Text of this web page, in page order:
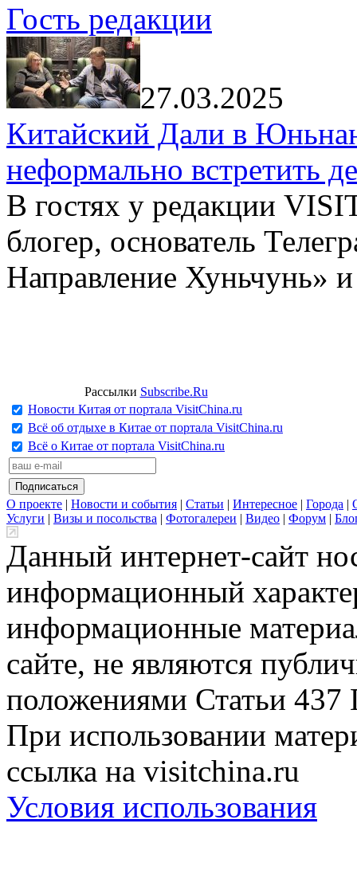
Гость редакции
27.03.2025
Китайский Дали в
неформально встретить
В гостях у редакции
блогер, основатель
Направление Хуньчунь»
Рассылки Subscribe.Ru
Новости Китая от портала VisitChina.ru
Всё об отдыхе в Китае от портала VisitChina.ru
Всё о Китае от портала VisitChina.ru
О проекте | Новости и события | Статьи | Интересное | Города |
Услуги | Визы и посольства | Фотогалереи | Видео | Форум |
Данный интернет-сайт
информационный
информационные
сайте, не являются
положениями Статьи 437
При использовании
ссылка на visitchina.ru
Условия использования